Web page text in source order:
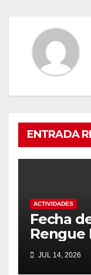
ENTRADA
ACTIVIDADES
Fecha
Rengue
2026
JUL 14, 2026